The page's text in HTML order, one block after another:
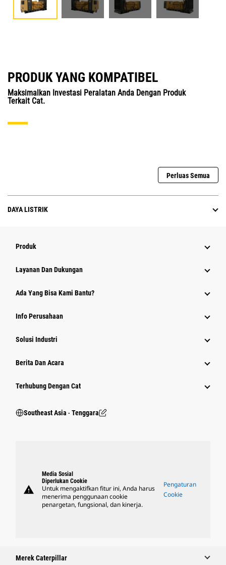
PRODUK YANG KOMPATIBEL
Maksimalkan Investasi Peralatan Anda Dengan Produk
Terkait Cat.
Perluas Semua
DAYA LISTRIK
Produk
Layanan Dan Dukungan
Ada Yang Bisa Kami Bantu?
Info Perusahaan
Solusi Industri
Berita Dan Acara
Terhubung Dengan Cat
Southeast Asia ‧ Tenggara
warning
Media Sosial
Diperlukan Cookie
Untuk mengaktifkan fitur ini, Anda harus
menerima penggunaan cookie
penargetan, fungsional, dan kinerja.
Pengaturan
Cookie
Merek Caterpillar